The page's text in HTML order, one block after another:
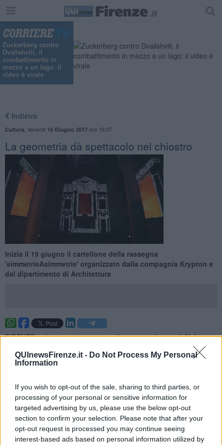
QUInewsFirenze.it - Do Not Process My Personal
Information
If you wish to opt-out of the sale, sharing to third parties, or
processing of your personal or sensitive information for
targeted advertising by us, please use the below opt-out
section to confirm your selection. Please note that after your
opt-out request is processed you may continue seeing
interest-based ads based on personal information utilized by
Zuckerberg contro
Dvalishvili, il
combattimento in
mezzo a un lago: il
video è virale
Indietro
Cultura Venerdì 16 Giugno 2017ore 16:07
La geometria dà spettacolo nel chiostro
Inizia il 19 giugno il cartellone della rassegna
'simmetrieAsimmetrie' organizzato dalla compagnia Krypton e
dal dipartimento di Architettura
FIRENZE —La rassegna rientra nella quarta edizione di 'Nel
' e dal 19 giugno al 19 ottobre porterà nel
complesso di Santa Verdiana, sede della facoltà di Architettura
dell'Università di Firenze, una serie di spettacoli che studiano
Brunelleschi, e le ''asimmetrie'' generate dalla complessità del
contemporaneo negli ambiti artistici, per concentrarsi sulla
relazione tra architettura, teatro e arte.
Il progetto, nato dall'intesa tra la Compagnia Teatro Studio Krypton
e il Dipartimento di architettura dell'Università di Firenze con la
direzione artistica di Giancarlo Cauteruccio e quella scientifica di